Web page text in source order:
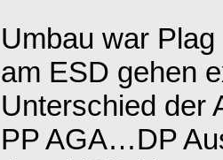
Umbau war
am ESD gehen
Unterschied der
PP AGA…DP